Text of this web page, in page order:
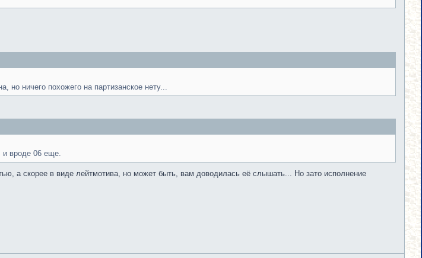
но ничего похожего на партизанское нету...
и вроде 06 еще.
а скорее в виде лейтмотива, но может быть, вам доводилась её слышать... Но зато исполнение